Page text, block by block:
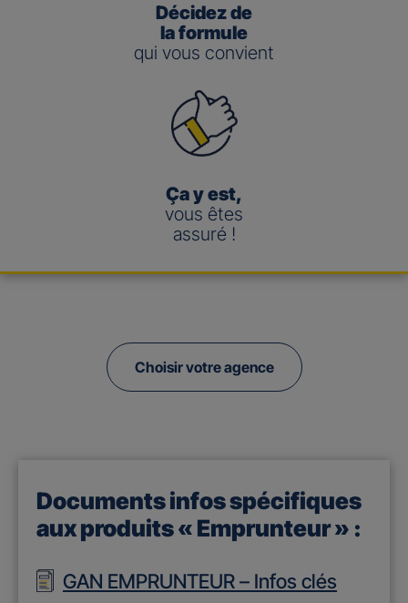
Décidez de
la formule
qui vous convient
Ça y est,
vous êtes
assuré !
Choisir votre agence
Documents infos spécifiques
aux produits « Emprunteur » :
GAN EMPRUNTEUR – Infos clés